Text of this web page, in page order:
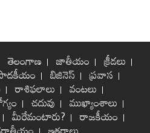
తెలంగాణ జాతీయం క్రీడలు
బిజినెస్ ప్రవాస
రాశిఫలాలు వంటలు
చదువు ముఖ్యాంశాలు
మీరేమంటారు? రాజకీయం